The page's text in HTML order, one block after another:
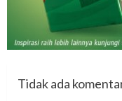
Tidak ada